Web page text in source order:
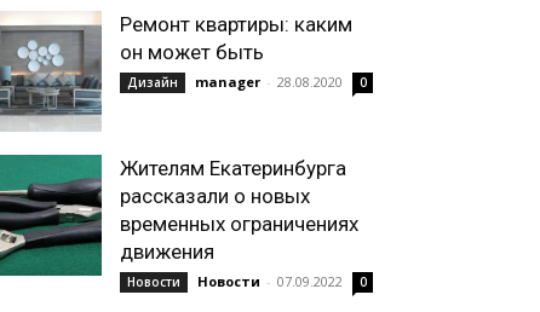
Ремонт квартиры: каким
он может быть
Дизайн manager - 28.08.2020 0
Жителям Екатеринбурга
рассказали о новых
временных ограничениях
движения
Новости Новости - 07.09.2022 0